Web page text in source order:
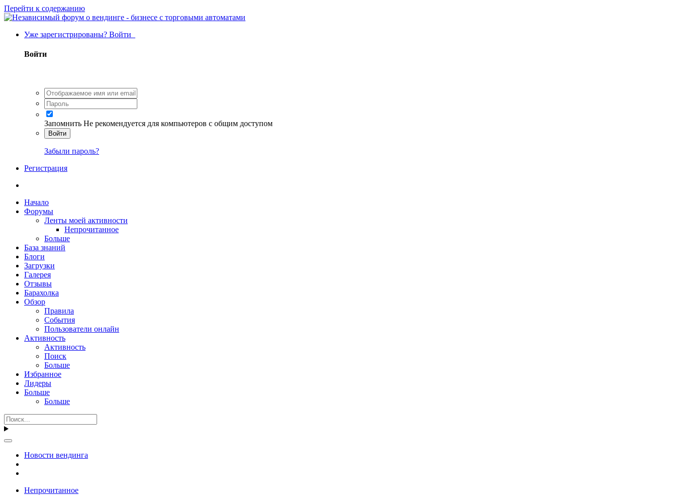
Перейти к содержанию
Уже зарегистрированы? Войти
Войти
Запомнить Не рекомендуется для компьютеров с общим доступом
Войти
Забыли пароль?
Регистрация
Начало
Форумы
Ленты моей активности
Непрочитанное
Больше
База знаний
Блоги
Загрузки
Галерея
Отзывы
Барахолка
Обзор
Правила
События
Пользователи онлайн
Активность
Активность
Поиск
Больше
Избранное
Лидеры
Больше
Больше
Новости вендинга
Непрочитанное